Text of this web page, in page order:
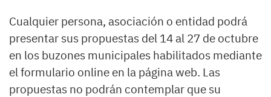
Cualquier persona, asociación o entidad podrá
presentar sus propuestas del 14 al 27 de octubre
en los buzones municipales habilitados mediante
el formulario online en la página web. Las
propuestas no podrán contemplar que su